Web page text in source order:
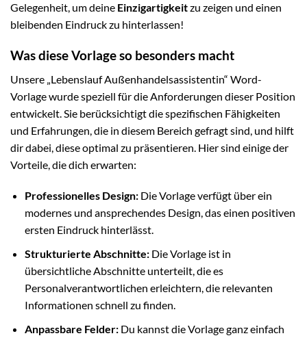
Gelegenheit, um deine Einzigartigkeitzu zeigen und einen
bleibenden Eindruck zu hinterlassen!
Was diese Vorlage so besonders macht
Unsere „Lebenslauf Außenhandelsassistentin“ Word-
Vorlage wurde speziell für die Anforderungen dieser Position
entwickelt. Sie berücksichtigt die spezifischen Fähigkeiten
und Erfahrungen, die in diesem Bereich gefragt sind, und hilft
dir dabei, diese optimal zu präsentieren. Hier sind einige der
Vorteile, die dich erwarten:
Professionelles Design:Die Vorlage verfügt über ein
modernes und ansprechendes Design, das einen positiven
ersten Eindruck hinterlässt.
Strukturierte Abschnitte:Die Vorlage ist in
übersichtliche Abschnitte unterteilt, die es
Personalverantwortlichen erleichtern, die relevanten
Informationen schnell zu finden.
Anpassbare Felder:Du kannst die Vorlage ganz einfach